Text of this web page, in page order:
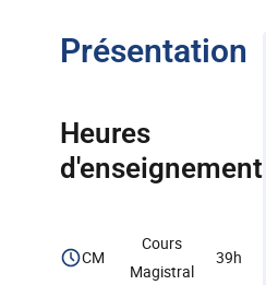
Présentation
Heures
d'enseignement
CM
Cours
Magistral
39h